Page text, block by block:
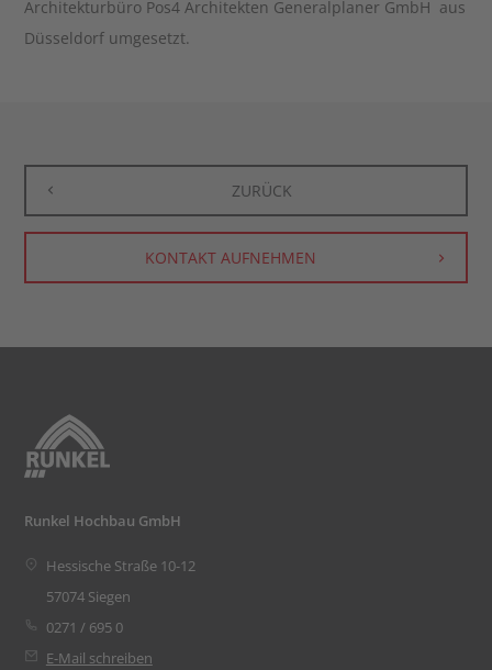
Architekturbüro Pos4 Architekten Generalplaner GmbH aus
Düsseldorf umgesetzt.
ZURÜCK
KONTAKT AUFNEHMEN
Runkel Hochbau GmbH
Hessische Straße 10-12
57074 Siegen
0271 / 695 0
E-Mail schreiben